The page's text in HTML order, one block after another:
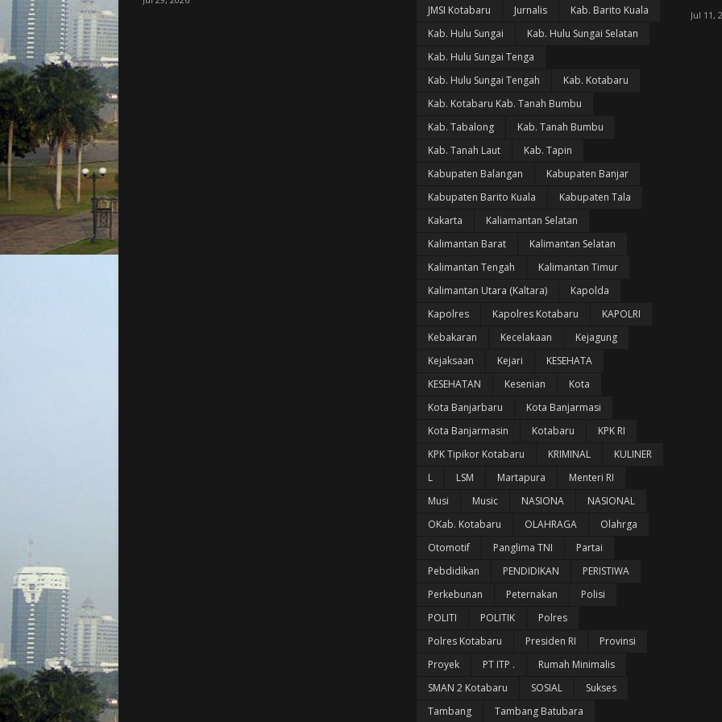
JMSI Kotabaru Jurnalis
Kab. Barito Kuala
Kab. Hulu Sungai
Kab. Hulu Sungai Selatan
Kab. Hulu Sungai Tenga
Kab. Hulu Sungai Tengah
Kab. Kotabaru
Kab. Kotabaru Kab. Tanah Bumbu
Kab. Tabalong
Kab. Tanah Bumbu
Kab. Tanah Laut
Kab. Tapin
Kabupaten Balangan
Kabupaten Banjar
Kabupaten Barito Kuala
Kabupaten Tala
Kakarta
Kaliamantan Selatan
Kalimantan Barat
Kalimantan Selatan
Kalimantan Tengah
Kalimantan Timur
Kalimantan Utara (Kaltara)
Kapolda
Kapolres
Kapolres Kotabaru
KAPOLRI
Kebakaran
Kecelakaan
Kejagung
Kejaksaan
Kejari
KESEHATA
KESEHATAN
Kesenian
Kota
Kota Banjarbaru
Kota Banjarmasi
Kota Banjarmasin
Kotabaru
KPK RI
KPK Tipikor Kotabaru
KRIMINAL
KULINER
L
LSM Martapura
Menteri RI
Musi
Music NASIONA
NASIONAL
OKab. Kotabaru
OLAHRAGA
Olahrga
Otomotif
Panglima TNI
Partai
Pebdidikan
PENDIDIKAN
PERISTIWA
Perkebunan
Peternakan
Polisi
POLITI
POLITIK
Polres
Polres Kotabaru
Presiden RI
Provinsi
Proyek
PT ITP .
Rumah Minimalis
SMAN 2 Kotabaru
SOSIAL
Sukses
Tambang
Tambang Batubara
Jul 11,